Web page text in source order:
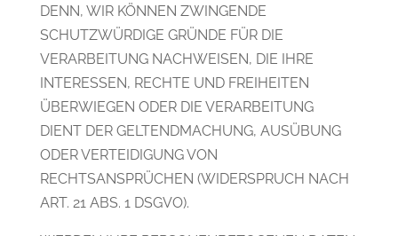
DENN, WIR KÖNNEN ZWINGENDE
SCHUTZWÜRDIGE GRÜNDE FÜR DIE
VERARBEITUNG NACHWEISEN, DIE IHRE
INTERESSEN, RECHTE UND FREIHEITEN
ÜBERWIEGEN ODER DIE VERARBEITUNG
DIENT DER GELTENDMACHUNG, AUSÜBUNG
ODER VERTEIDIGUNG VON
RECHTSANSPRÜCHEN (WIDERSPRUCH NACH
ART. 21 ABS. 1 DSGVO).